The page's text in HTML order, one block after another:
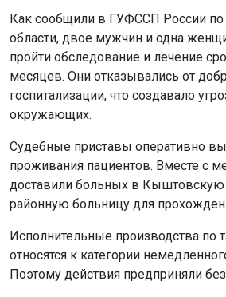
проживания пациентов. Вместе с
доставили больных в
районную больницу для
Исполнительные производства по
относятся к категории
Поэтому действия предприняли
Напомним: в Новосибирске врачи
СВОрак на ранней стадии.